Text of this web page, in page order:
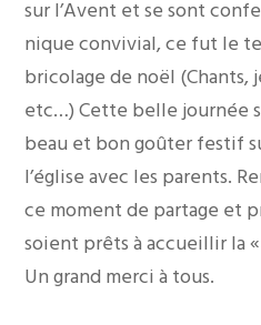
sur l’Avent et se sont
nique convivial, ce fut le
bricolage de noël (Chants,
etc…) Cette belle journée
beau et bon goûter festif
l’église avec les parents.
ce moment de partage et
soient prêts à accueillir la
Un grand merci à tous.